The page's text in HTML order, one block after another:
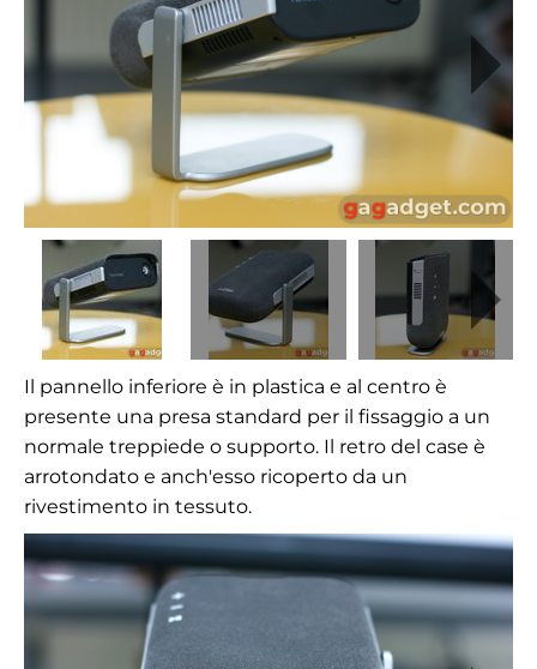
Il pannello inferiore è in plastica e al centro è
presente una presa standard per il fissaggio a un
normale treppiede o supporto. Il retro del case è
arrotondato e anch'esso ricoperto da un
rivestimento in tessuto.